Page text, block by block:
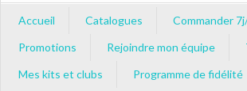
Accueil Catalogues
Commander
Promotions
Rejoindre mon équipe
Mes kits et clubs
Programme de fidélité